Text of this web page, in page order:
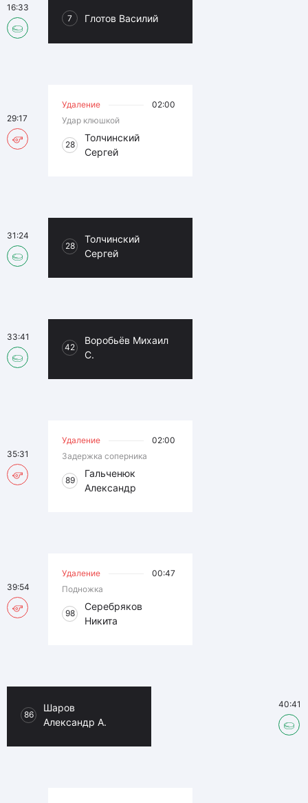
7 Глотов Василий
16:33
Удаление
02:00
Удар клюшкой
28
Толчинский
Сергей
29:17
28
Толчинский
Сергей
31:24
42
Воробьёв Михаил
С.
33:41
Удаление
02:00
Задержка соперника
89
Гальченюк
Александр
35:31
Удаление
00:47
Подножка
98
Серебряков
Никита
39:54
86
Шаров
Александр А.
40:41